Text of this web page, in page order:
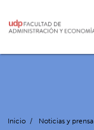
Inicio / Noticias y prensa